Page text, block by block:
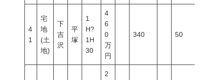
4
1
宅
地
(土
地)
下
吉
沢
平
塚
1
H?
1H
30
4
6
0
万
円
340 50
2